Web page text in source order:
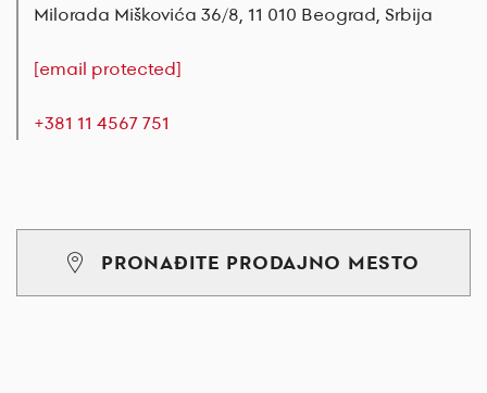
Milorada Miškovića 36/8, 11 010 Beograd, Srbija
[email protected]
+381 11 4567 751
PRONAĐITE PRODAJNO MESTO